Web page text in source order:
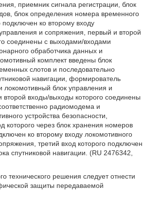
приемник сигнала регистрации, блок
блок определения номера временного
подключен ко второму входу
и сопряжения, первый и второй
соединены с выходами/входами
обработчика данных и
комплект введены блок
слотов и последовательно
навигации, формирователь
локомотивный блок управления и
входы/выходы которого соединены
радиомодема и
устройства безопасности,
которого через блок хранения номеров
ко второму входу локомотивного
третий вход которого подключен
спутниковой навигации. (RU 2476342,
технического решения следует отнести
защиты передаваемой